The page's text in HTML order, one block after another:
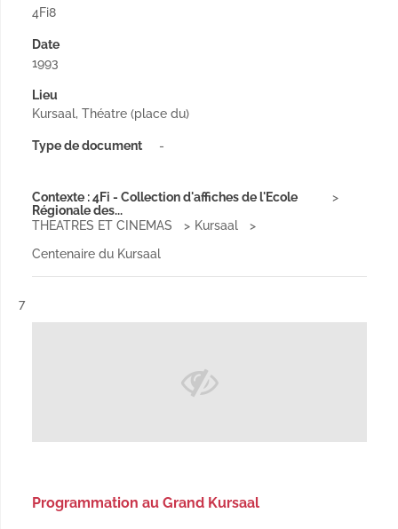
4Fi8
Date
1993
Lieu
Kursaal, Théatre (place du)
Type de document -
Contexte : 4Fi - Collection d'affiches de l'Ecole
Régionale des...
THEATRES ET CINEMAS
Kursaal
Centenaire du Kursaal
Résultat n°
7
Programmation au Grand Kursaal